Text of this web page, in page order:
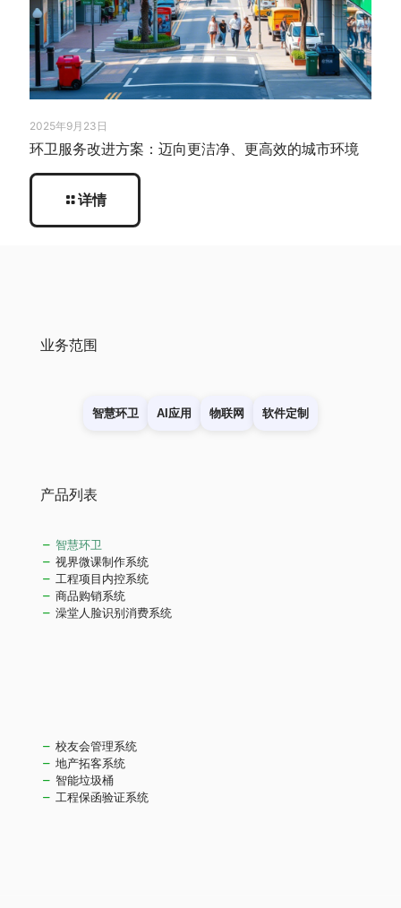
2025年9月23日
环卫服务改进方案：迈向更洁净、更高效的城市环境
详情
业务范围
智慧环卫 AI应用 物联网 软件定制
产品列表
智慧环卫
视界微课制作系统
工程项目内控系统
商品购销系统
澡堂人脸识别消费系统
校友会管理系统
地产拓客系统
智能垃圾桶
工程保函验证系统